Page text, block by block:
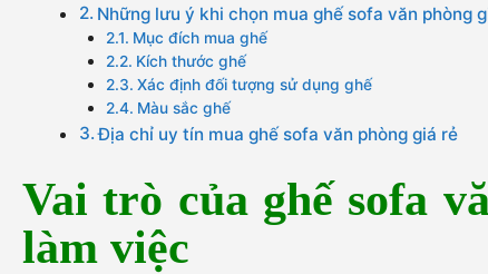
Những lưu ý khi chọn mua ghế sofa văn phòng
Mục đích mua ghế
Kích thước ghế
Xác định đối tượng sử dụng ghế
Màu sắc ghế
Địa chỉ uy tín mua ghế sofa văn phòng giá rẻ
Vai trò của ghế sofa
làm việc